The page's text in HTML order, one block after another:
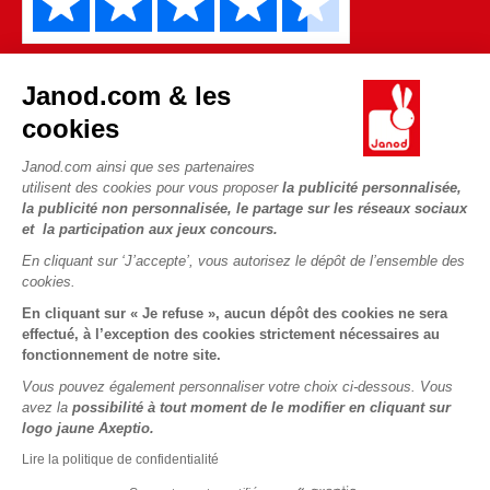
Janod.com & les
cookies
Janod.com ainsi que ses partenaires
utilisent des cookies pour vous proposer la publicité personnalisée,
la publicité non personnalisée, le partage sur les réseaux sociaux
et la participation aux jeux concours.
En cliquant sur ‘J’accepte’, vous autorisez le dépôt de l’ensemble des
cookies.
En cliquant sur « Je refuse », aucun dépôt des cookies ne sera
effectué, à l’exception des cookies strictement nécessaires au
fonctionnement de notre site.
Vous pouvez également personnaliser votre choix ci-dessous. Vous
avez la possibilité à tout moment de le modifier en cliquant sur
logo jaune Axeptio.
Lire la politique de confidentialité
Copyright © 2026 Janod - Tous droits réservés -CGV-Mentions
Légales